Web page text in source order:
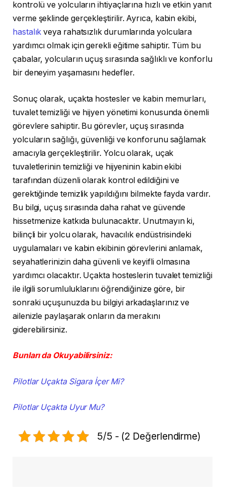
kontrolü ve yolcuların ihtiyaçlarına hızlı ve etkin yanıt
verme şeklinde gerçekleştirilir. Ayrıca, kabin ekibi,
hastalık veya rahatsızlık durumlarında yolculara
yardımcı olmak için gerekli eğitime sahiptir. Tüm bu
çabalar, yolcuların uçuş sırasında sağlıklı ve konforlu
bir deneyim yaşamasını hedefler.
Sonuç olarak, uçakta hostesler ve kabin memurları,
tuvalet temizliği ve hijyen yönetimi konusunda önemli
görevlere sahiptir. Bu görevler, uçuş sırasında
yolcuların sağlığı, güvenliği ve konforunu sağlamak
amacıyla gerçekleştirilir. Yolcu olarak, uçak
tuvaletlerinin temizliği ve hijyeninin kabin ekibi
tarafından düzenli olarak kontrol edildiğini ve
gerektiğinde temizlik yapıldığını bilmekte fayda vardır.
Bu bilgi, uçuş sırasında daha rahat ve güvende
hissetmenize katkıda bulunacaktır. Unutmayın ki,
bilinçli bir yolcu olarak, havacılık endüstrisindeki
uygulamaları ve kabin ekibinin görevlerini anlamak,
seyahatlerinizin daha güvenli ve keyifli olmasına
yardımcı olacaktır. Uçakta hosteslerin tuvalet temizliği
ile ilgili sorumluluklarını öğrendiğinize göre, bir
sonraki uçuşunuzda bu bilgiyi arkadaşlarınız ve
ailenizle paylaşarak onların da merakını
giderebilirsiniz.
Bunları da Okuyabilirsiniz:
Pilotlar Uçakta Sigara İçer Mi?
Pilotlar Uçakta Uyur Mu?
5/5 - (2 Değerlendirme)